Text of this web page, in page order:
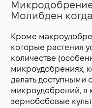
Молибден
Кроме
которые растения
количестве
микроудобрениях,
делать доступными
микроудобрений, в
зернобобовые